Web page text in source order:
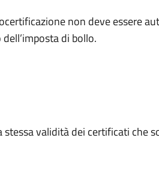
non deve essere
di bollo.
validità dei certificati che